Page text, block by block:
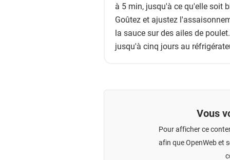
à 5 min, jusqu'à ce qu'elle soit
Goûtez et ajustez
la sauce sur des ailes de
jusqu'à cinq jours au
Vous
Pour afficher ce
afin que OpenWeb et